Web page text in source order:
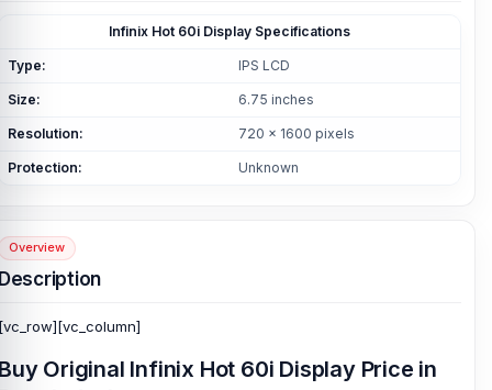
Infinix Hot 60i Display Specifications
Type: IPS LCD
Size: 6.75 inches
Resolution: 720 x 1600 pixels
Protection: Unknown
Overview
Original Infinix Hot 60i Display Price in